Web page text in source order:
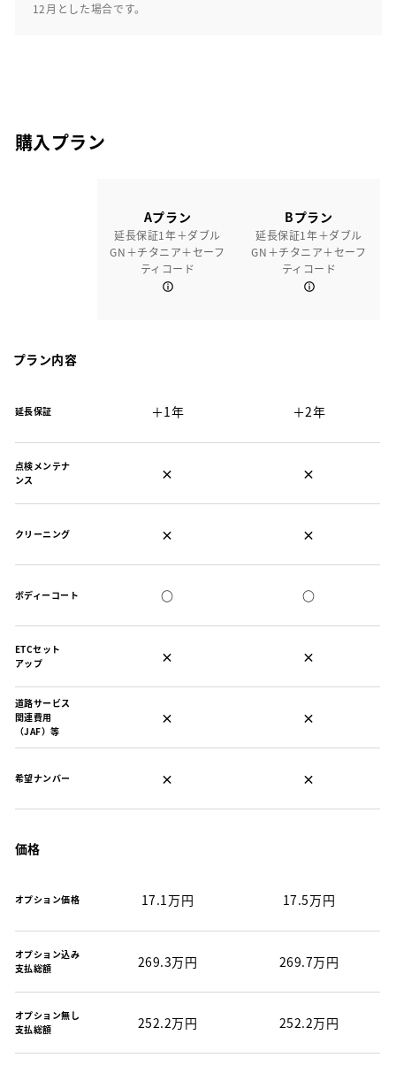
12月とした場合です。
購入プラン
Aプラン
延長保証1年＋ダブル
GN＋チタニア＋セーフ
ティコード
Bプラン
延長保証1年＋ダブル
GN＋チタニア＋セーフ
ティコード
プラン内容
延長保証 ＋1年 ＋2年
点検メンテナ
ンス
× ×
クリーニング × ×
ボディーコート ○ ○
ETCセット
アップ
× ×
道路サービス
関連費用
（JAF）等
× ×
希望ナンバー × ×
価格
オプション価格 17.1万円 17.5万円
オプション込み
支払総額
269.3万円 269.7万円
オプション無し
支払総額
252.2万円 252.2万円